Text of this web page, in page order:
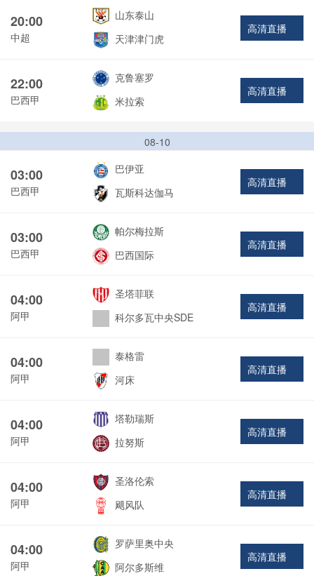
20:00
中超
山东泰山
天津津门虎
高清直播
22:00
巴西甲
克鲁塞罗
米拉索
高清直播
08-10
03:00
巴西甲
巴伊亚
瓦斯科达伽马
高清直播
03:00
巴西甲
帕尔梅拉斯
巴西国际
高清直播
04:00
阿甲
圣塔菲联
科尔多瓦中央SDE
高清直播
04:00
阿甲
泰格雷
河床
高清直播
04:00
阿甲
塔勒瑞斯
拉努斯
高清直播
04:00
阿甲
圣洛伦索
飓风队
高清直播
04:00
阿甲
罗萨里奥中央
阿尔多斯维
高清直播